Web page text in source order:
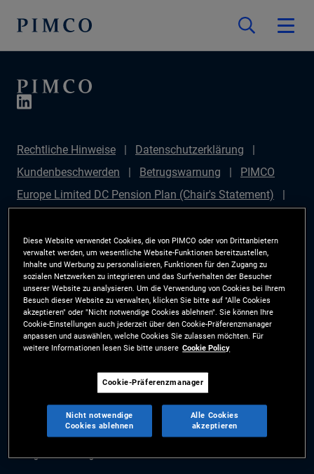
Rechtliche Hinweise
Datenschutzerklärung
Kundenbeschwerden
Betrugswarnung
PIMCO
Europe Limited DC Pension Plan (Chair's Statement)
Investment Principles (SIP))
Sustainable Finance
Disclosures Regulation (SFDR)
PIMCO Europe
Limited DC Pension Plan (Implementation Statement)
PAI Disclosure
Anlegerrechte
Site Map
Cookie-Präferenzmanager
Die Informationen auf dieser Website sind ausschließlich für Schweizer
Staatsbürger bestimmt.
Alle Dokumente und Angaben im Bereich börsengehandelte Fonds dienen
ausschließlich zu Informationszwecken und dürfen nicht als
Anlageberatung verstanden werden. Anleger sollten vor einer
Anlageentscheidung finanziellen Rat einholen.
Diese Website verwendet Cookies, die von PIMCO oder von Drittanbietern
verwaltet werden, um wesentliche Website-Funktionen bereitzustellen,
Inhalte und Werbung zu personalisieren, Funktionen für den Zugang zu
sozialen Netzwerken zu integrieren und das Surfverhalten der Besucher
unserer Website zu analysieren. Um die Verwendung von Cookies bei Ihrem
Besuch dieser Website zu verwalten, klicken Sie bitte auf "Alle Cookies
akzeptieren" oder "Nicht notwendige Cookies ablehnen". Sie können Ihre
Cookie-Einstellungen auch jederzeit über den Cookie-Präferenzmanager
anpassen und auswählen, welche Cookies Sie zulassen möchten. Für
weitere Informationen lesen Sie bitte unsere Cookie Policy
Cookie-Präferenzmanager
Nicht notwendige
Cookies ablehnen
Alle Cookies
akzeptieren